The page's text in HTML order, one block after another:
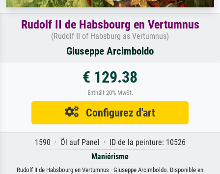
Rudolf II de Habsbourg en Vertumnus
(Rudolf II of Habsburg as Vertumnus)
Giuseppe Arcimboldo
€ 129.38
Enthält 20% MwSt.
Configurez d'art
1590 · Öl auf Panel · ID de la peinture: 10526
Maniérisme
Rudolf II de Habsbourg en Vertumnus · Giuseppe Arcimboldo. Disponible en